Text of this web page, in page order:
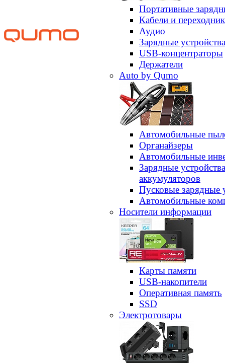
Портативные
Кабели и
Аудио
Зарядные устройства
USB-концентраторы
Держатели
Auto by Qumo
Автомобильные
Органайзеры
Автомобильные
Зарядные
аккумуляторов
Пусковые зарядные
Автомобильные
Носители информации
Карты памяти
USB-накопители
Оперативная память
SSD
Электротовары